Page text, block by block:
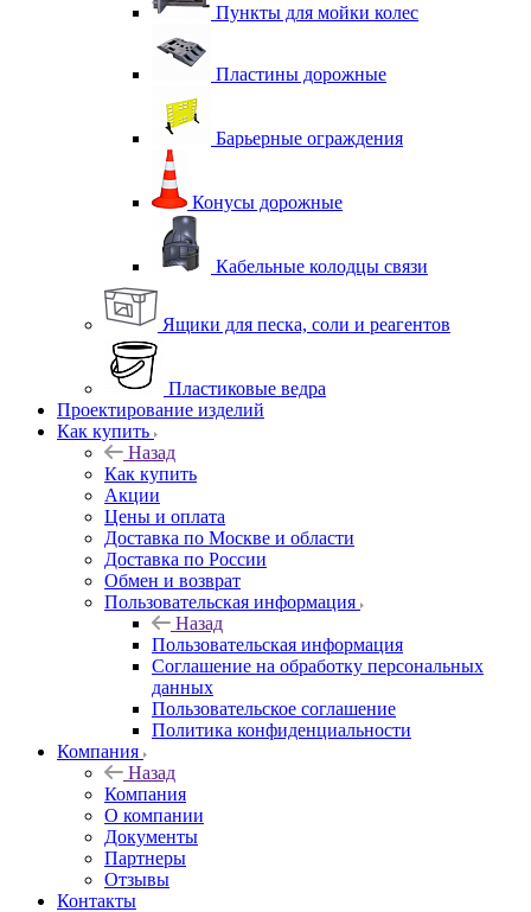
Пункты для мойки колес
Пластины дорожные
Барьерные ограждения
Конусы дорожные
Кабельные колодцы связи
Ящики для песка, соли и реагентов
Пластиковые ведра
Проектирование изделий
Как купить
Назад
Как купить
Акции
Цены и оплата
Доставка по Москве и области
Доставка по России
Обмен и возврат
Пользовательская информация
Назад
Пользовательская информация
Соглашение на обработку персональных
данных
Пользовательское соглашение
Политика конфиденциальности
Компания
Назад
Компания
О компании
Документы
Партнеры
Отзывы
Контакты